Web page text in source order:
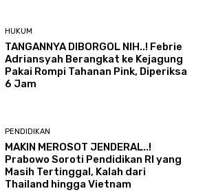
HUKUM
TANGANNYA DIBORGOL NIH..! Febrie
Adriansyah Berangkat ke Kejagung
Pakai Rompi Tahanan Pink, Diperiksa
6 Jam
PENDIDIKAN
MAKIN MEROSOT JENDERAL..!
Prabowo Soroti Pendidikan RI yang
Masih Tertinggal, Kalah dari
Thailand hingga Vietnam